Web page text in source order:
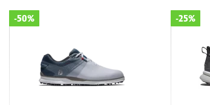
-25% -35%